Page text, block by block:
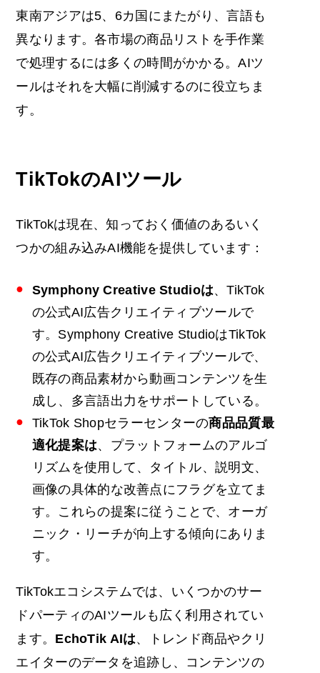
東南アジアは5、6カ国にまたがり、言語も
異なります。各市場の商品リストを手作業
で処理するには多くの時間がかかる。AIツ
ールはそれを大幅に削減するのに役立ちま
す。
TikTokのAIツール
TikTokは現在、知っておく価値のあるいく
つかの組み込みAI機能を提供しています：
Symphony Creative Studioは、TikTok
の公式AI広告クリエイティブツールで
す。Symphony Creative StudioはTikTok
の公式AI広告クリエイティブツールで、
既存の商品素材から動画コンテンツを生
成し、多言語出力をサポートしている。
TikTok Shopセラーセンターの商品品質最
適化提案は、プラットフォームのアルゴ
リズムを使用して、タイトル、説明文、
画像の具体的な改善点にフラグを立てま
す。これらの提案に従うことで、オーガ
ニック・リーチが向上する傾向にありま
す。
TikTokエコシステムでは、いくつかのサー
ドパーティのAIツールも広く利用されてい
ます。 EchoTik AIは、トレンド商品やクリ
エイターのデータを追跡し、コンテンツの